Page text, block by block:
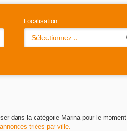
Localisation
Sélectionnez...
dans la catégorie Marina pour le
triées par ville.